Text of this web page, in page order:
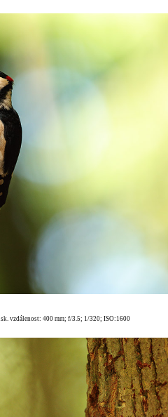
vzdálenost: 400 mm; f/3.5; 1/320; ISO:1600